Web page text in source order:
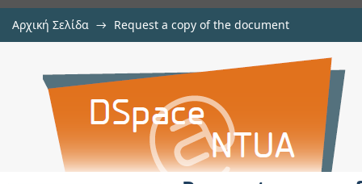
Αρχική Σελίδα → Request a copy of the document
Request a copy of the document